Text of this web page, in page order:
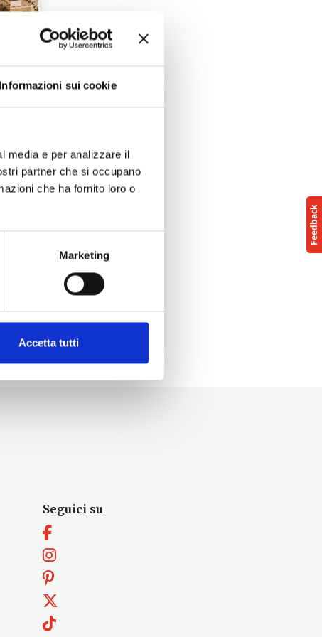
Informazioni sui cookie
media e per analizzare il
partner che si occupano
che ha fornito loro o
Marketing
Accetta tutti
→
Seguici su